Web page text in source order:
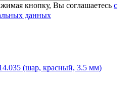
кнопку, Вы соглашаетесь с
данных